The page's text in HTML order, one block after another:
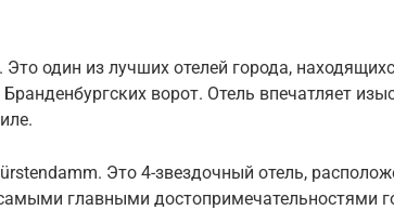
Это один из лучших отелей города,
ворот. Отель впечатляет
Это 4-звездочный отель,
главными достопримечательностями